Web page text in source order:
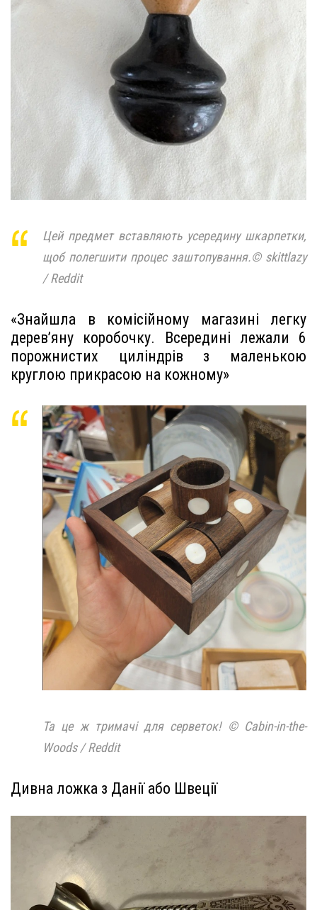
Цей предмет вставляють усередину шкарпетки,
щоб полегшити процес заштопування.© skittlazy
/ Reddit
«Знайшла в комісійному магазині легку
дерев’яну коробочку. Всередині лежали 6
порожнистих циліндрів з маленькою
круглою прикрасою на кожному»
Та це ж тримачі для серветок! © Cabin-in-the-
Woods / Reddit
Дивна ложка з Данії або Швеції